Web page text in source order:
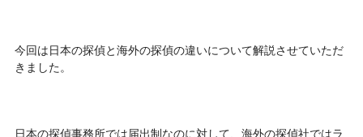
今回は日本の探偵と海外の探偵の違いについて解説させていただ
きました。
日本の探偵事務所では届出制なのに対して、海外の探偵社ではラ